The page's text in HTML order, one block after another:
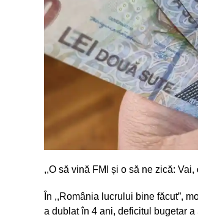
,,O să vină FMI și o să ne zică:
În ,,România lucrului bine făcut”,
a dublat în 4 ani, deficitul bugetar